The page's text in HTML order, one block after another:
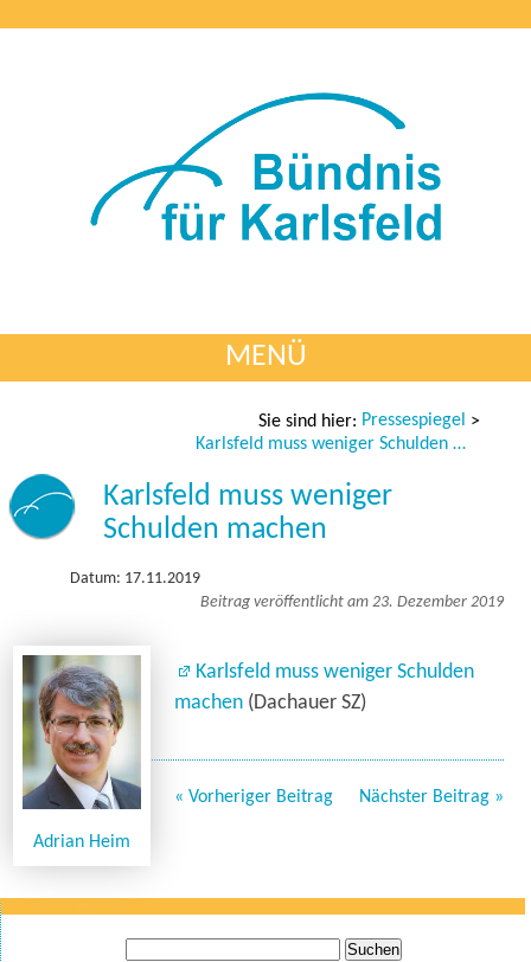
MENÜ
Sie sind hier: Pressespiegel >
Karlsfeld muss weniger Schulden machen
Karlsfeld muss weniger
Schulden machen
Datum: 17.11.2019
Beitrag veröffentlicht am 23. Dezember 2019
Adrian Heim
Karlsfeld muss weniger Schulden
machen (Dachauer SZ)
« Vorheriger Beitrag Nächster Beitrag »